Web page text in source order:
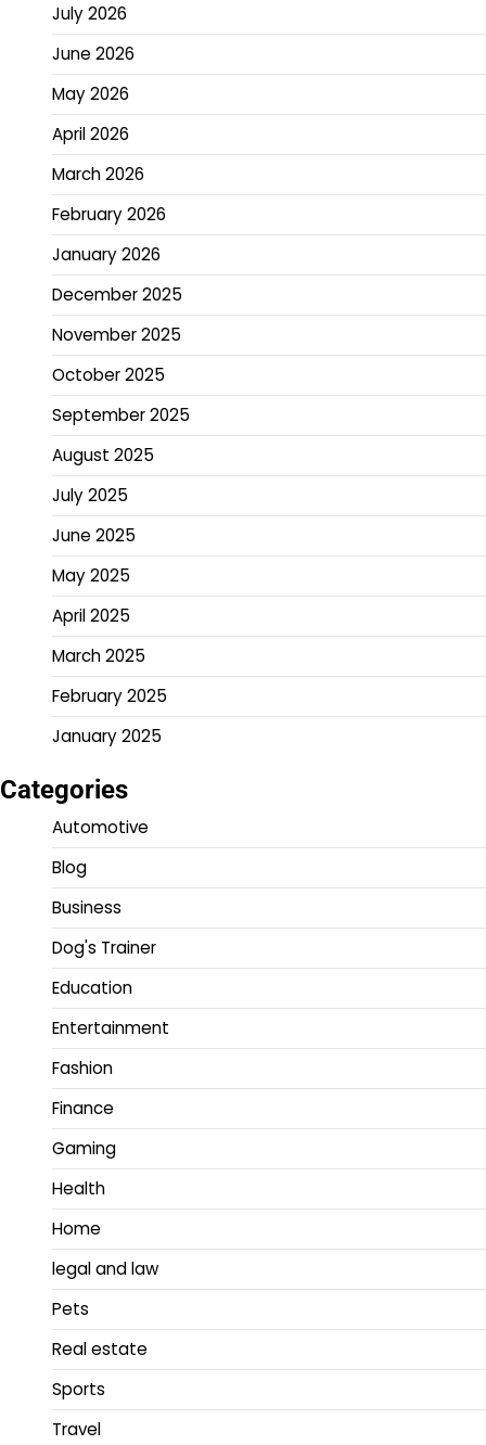
July 2026
June 2026
May 2026
April 2026
March 2026
February 2026
January 2026
December 2025
November 2025
October 2025
September 2025
August 2025
July 2025
June 2025
May 2025
April 2025
March 2025
February 2025
January 2025
Categories
Automotive
Blog
Business
Dog's Trainer
Education
Entertainment
Fashion
Finance
Gaming
Health
Home
legal and law
Pets
Real estate
Sports
Travel